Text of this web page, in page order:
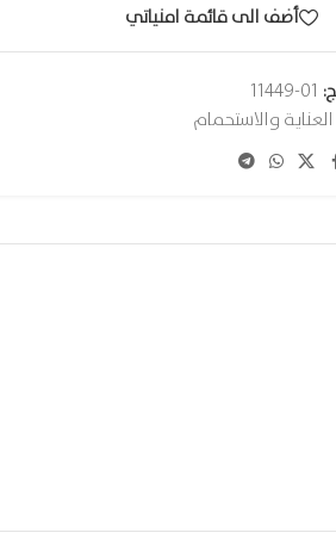
أضف الى قائمة امنياتي
01-11449
العناية والاستحمام